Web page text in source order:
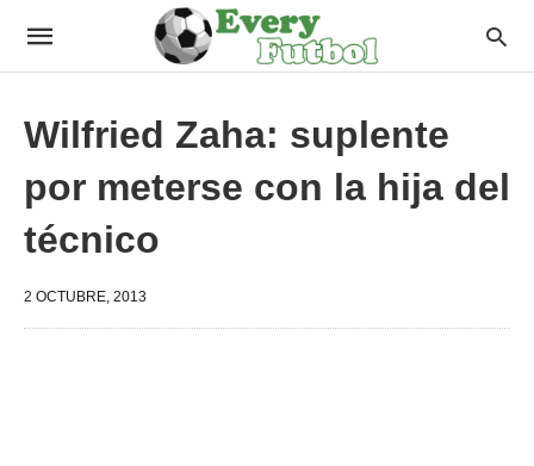
Wilfried Zaha: suplente
por meterse con la hija del
técnico
2 OCTUBRE, 2013